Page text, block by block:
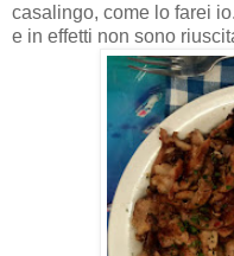
casalingo, come lo farei
e in effetti non sono